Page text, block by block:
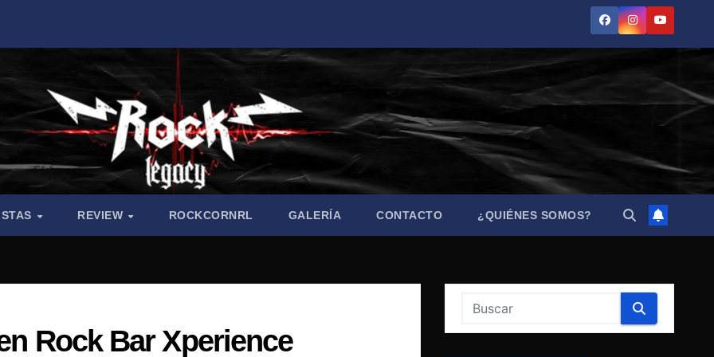
REVIEW ROCKCORNRL GALERÍA CONTACTO ¿QUIÉNES SOMOS?
Rock Bar Xperience